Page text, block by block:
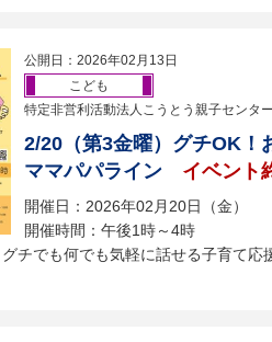
公開日：2026年02月13日
こども
特定非営利活動法人こうとう親子センター
2/20（第3金曜）グチOK！
ママパパライン
イベント
開催日：2026年02月20日（金）
開催時間：午後1時～4時
チでも何でも気軽に話せる子育て応